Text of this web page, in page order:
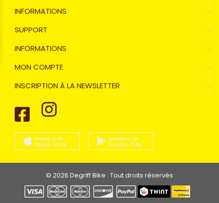
INFORMATIONS
SUPPORT
INFORMATIONS
MON COMPTE
INSCRIPTION À LA NEWSLETTER
© 2026 Degriff Bike . Tout droits réservés